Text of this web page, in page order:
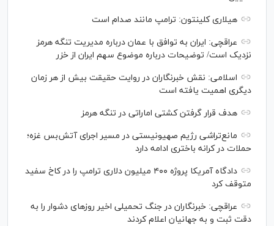
هیلاری کلینتون: ترامپ مانند صدام است
عراقچی: ایران به توافق با عمان درباره مدیریت تنگه هرمز
نزدیک است/ توضیحات درباره موضوع سهم ایران از خزر
اسلامی: نقش خبرنگاران در روایت حقیقت بیش از هر زمان
دیگری اهمیت یافته است
هدف قرار گرفتن کشتی اماراتی در تنگه هرمز
مانع‌تراشی رژیم صهیونیستی در مسیر اجرای آتش‌بس غزه؛
حملات در کرانه باختری ادامه دارد
دادگاه آمریکا پروژه ۴۰۰ میلیون دلاری ترامپ را در کاخ سفید
متوقف کرد
عراقچی: خبرنگاران در جنگ تحمیلی اخیر روز‌های دشوار را به
دقت ثبت و به جهانیان اعلام کردند